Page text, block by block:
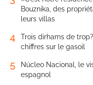
Bouznika, des
leurs villas
4
Trois dirhams de
chiffres sur le gasoil
5
Núcleo Nacional, le
espagnol